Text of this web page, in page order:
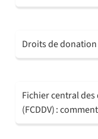
Droits de
Fichier central
(FCDDV) :